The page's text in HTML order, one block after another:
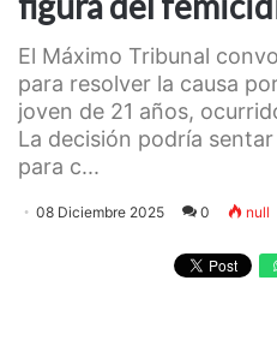
El Máximo Tribunal
para resolver la causa
joven de 21 años,
La decisión podría
para c...
08 Diciembre 2025 0 null